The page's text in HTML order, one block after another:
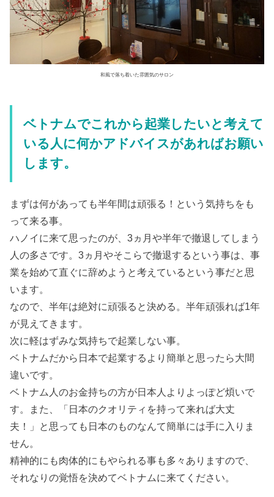
和風で落ち着いた雰囲気のサロン
ベトナムでこれから起業したいと考えて
いる人に何かアドバイスがあればお願い
します。
まずは何があっても半年間は頑張る！という気持ちをも
って来る事。
ハノイに来て思ったのが、3ヵ月や半年で撤退してしまう
人の多さです。3ヵ月やそこらで撤退するという事は、事
業を始めて直ぐに辞めようと考えているという事だと思
います。
なので、半年は絶対に頑張ると決める。半年頑張れば1年
が見えてきます。
次に軽はずみな気持ちで起業しない事。
ベトナムだから日本で起業するより簡単と思ったら大間
違いです。
ベトナム人のお金持ちの方が日本人よりよっぽど煩いで
す。また、「日本のクオリティを持って来れば大丈
夫！」と思っても日本のものなんて簡単には手に入りま
せん。
精神的にも肉体的にもやられる事も多々ありますので、
それなりの覚悟を決めてベトナムに来てください。